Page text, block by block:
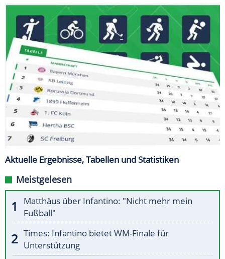
Aktuelle Ergebnisse, Tabellen und Statistiken
Meistgelesen
Matthäus über Infantino: "Nicht mehr mein
Fußball"
Times: Infantino bietet WM-Finale für
Unterstützung